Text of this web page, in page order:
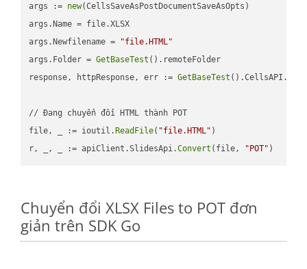
args := new(CellsSaveAsPostDocumentSaveAsOpts)
args.Name = file.XLSX
args.Newfilename =
"file.HTML"
args.Folder = GetBaseTest ().remoteFolder
response, httpResponse, err := GetBaseTest ().CellsAPI.
// Đang chuyển đổi HTML thành POT
file, _ := ioutil. ReadFile( "file.HTML" )
r, _, _ := apiClient.SlidesApi.Convert (file, "POT"
Chuyển đổi XLSX Files to POT đơn
giản trên SDK Go